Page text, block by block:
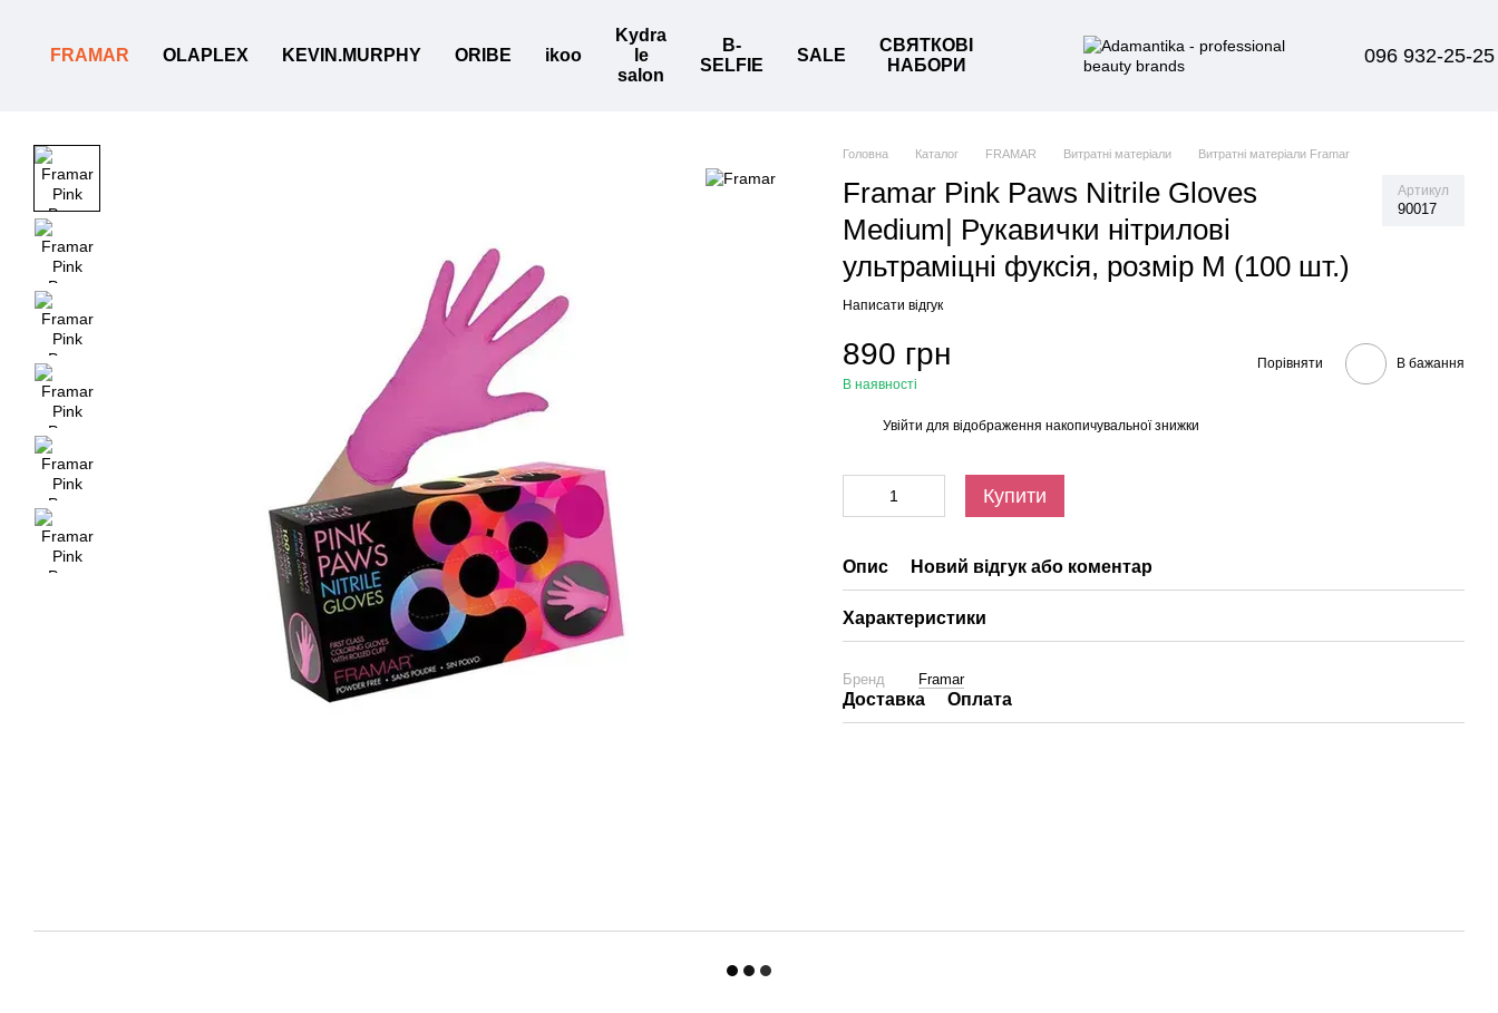
FRAMAR OLAPLEX KEVIN.MURPHY ORIBE ikoo
Kydra
le
salon
B-
SELFIE
SALE
СВЯТКОВІ
НАБОРИ
096 932-25-25
Головна Каталог FRAMAR Витратні матеріали Витратні матеріали Framar
Framar Pink Paws Nitrile Gloves
Medium| Рукавички нітрилові
ультраміцні фуксія, розмір M (100 шт.)
Артикул
90017
Написати відгук
890 грн
В наявності
Порівняти В бажання
Увійти для відображення накопичувальної знижки
Купити
Опис Новий відгук або коментар
Характеристики
Бренд Framar
Доставка Оплата